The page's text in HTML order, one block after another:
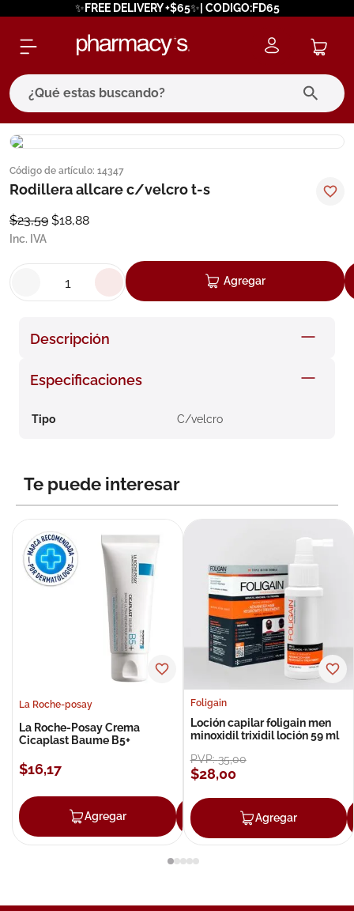
✨FREE DELIVERY +$65✨| CODIGO:FD65
¿Qué estas buscando?
Código de artículo: 14347
Rodillera allcare c/velcro t-s
$23,59 $18,88
Inc. IVA
Agregar
Descripción
Especificaciones
Tipo C/velcro
Te puede interesar
La Roche-posay
La Roche-Posay Crema
Cicaplast Baume B5+
$16,17
Agregar Agregar
Foligain
Loción capilar foligain men
minoxidil trixidil loción 59 ml
PVP:35,00
$28,00
Agregar
términos más buscados
1. eucerin
3 . bioderma
cerave
7. isdin
10.pañales